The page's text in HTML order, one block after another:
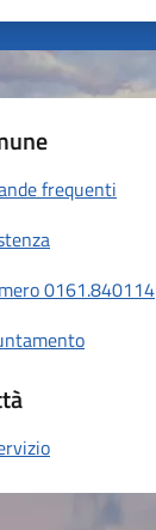
stelle su 5
su 5
5
frequenti
0161.840114